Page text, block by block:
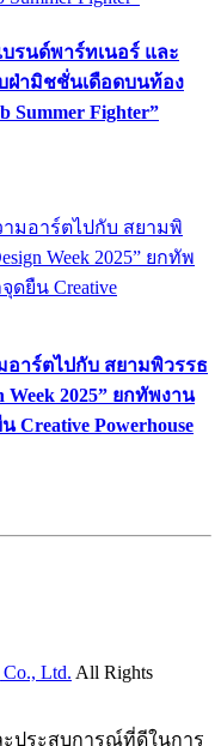
รนด์พาร์ทเนอร์ และ
ฝ่ามิชชั่นเดือดบนท้อง
Fighter”
อาร์ตไปกับ สยามพิวรรธ
2025” ยกทัพงาน
Powerhouse
Ltd. All Rights
ประสบการณ์ที่ดีในการ